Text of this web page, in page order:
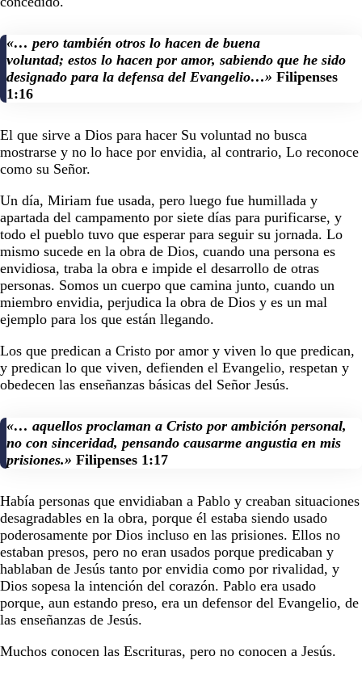
«… pero también otros lo hacen de buena
voluntad; estos lo hacen por amor, sabiendo que he sido
designado para la defensa del Evangelio…» Filipenses
1:16
El que sirve a Dios para hacer Su voluntad no busca
mostrarse y no lo hace por envidia, al contrario, Lo reconoce
como su Señor.
Un día, Miriam fue usada, pero luego fue humillada y
apartada del campamento por siete días para purificarse, y
todo el pueblo tuvo que esperar para seguir su jornada. Lo
mismo sucede en la obra de Dios, cuando una persona es
envidiosa, traba la obra e impide el desarrollo de otras
personas. Somos un cuerpo que camina junto, cuando un
miembro envidia, perjudica la obra de Dios y es un mal
ejemplo para los que están llegando.
Los que predican a Cristo por amor y viven lo que predican,
y predican lo que viven, defienden el Evangelio, respetan y
obedecen las enseñanzas básicas del Señor Jesús.
«… aquellos proclaman a Cristo por ambición personal,
no con sinceridad, pensando causarme angustia en mis
prisiones.» Filipenses 1:17
Había personas que envidiaban a Pablo y creaban situaciones
desagradables en la obra, porque él estaba siendo usado
poderosamente por Dios incluso en las prisiones. Ellos no
estaban presos, pero no eran usados porque predicaban y
hablaban de Jesús tanto por envidia como por rivalidad, y
Dios sopesa la intención del corazón. Pablo era usado
porque, aun estando preso, era un defensor del Evangelio, de
las enseñanzas de Jesús.
Muchos conocen las Escrituras, pero no conocen a Jesús.